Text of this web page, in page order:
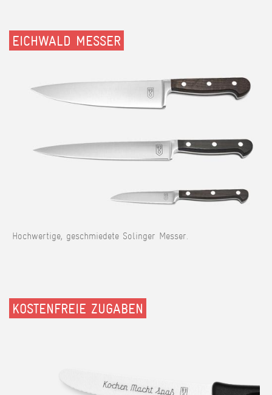
EICHWALD MESSER
Hochwertige, geschmiedete Solinger Messer.
KOSTENFREIE ZUGABEN